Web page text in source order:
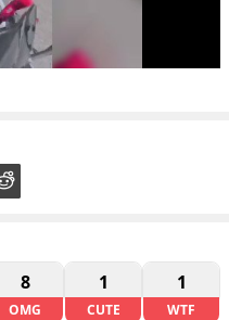
8
OMG
1
CUTE
1
WTF